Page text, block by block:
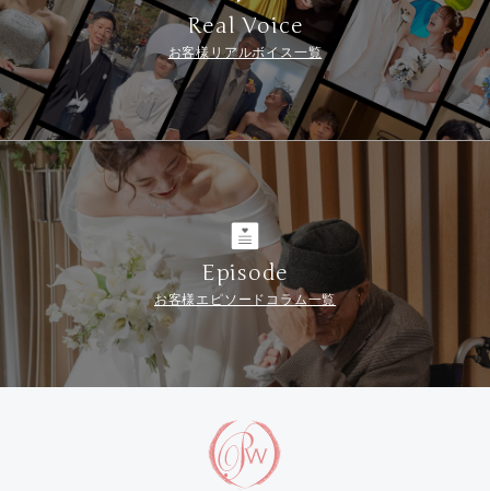
Real Voice
お客様リアルボイス一覧
Episode
お客様エピソードコラム一覧